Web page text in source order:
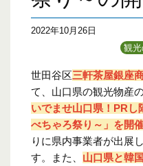
2022年10月26日
観
世田谷区三軒茶屋銀座
て、山口県の観光物産
いでませ山口県！PR
べちゃろ祭り～」を開
りに県内事業者が出展
す。また、 山口県と韓